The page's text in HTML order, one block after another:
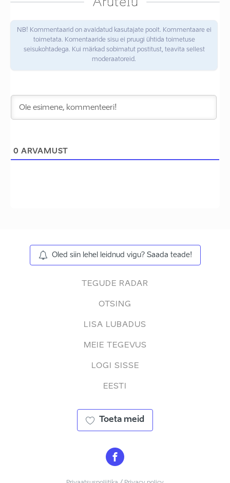
NB! Kommentaarid on avaldatud kasutajate poolt. Kommentaare ei
toimetata. Komentaaride sisu ei pruugi ühtida toimetuse
seisukohtadega. Kui märkad sobimatut postitust, teavita sellest
moderaatoreid.
0 ARVAMUST
Oled siin lehel leidnud vigu? Saada teade!
TEGUDE RADAR
OTSING
LISA LUBADUS
MEIE TEGEVUS
LOGI SISSE
EESTI
Toeta meid